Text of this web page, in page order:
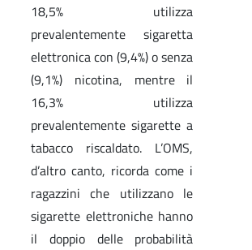
18,5% utilizza
prevalentemente sigaretta
elettronica con (9,4%) o senza
(9,1%) nicotina, mentre il
16,3% utilizza
prevalentemente sigarette a
tabacco riscaldato. L’OMS,
d’altro canto, ricorda come i
ragazzini che utilizzano le
sigarette elettroniche hanno
il doppio delle probabilità